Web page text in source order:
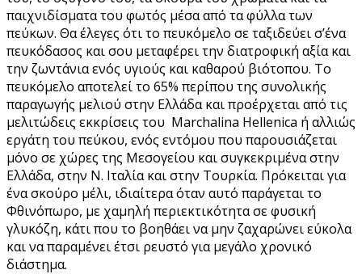
παιχνιδίσματα του φωτός μέσα από τα φύλλα των
πεύκων. Θα έλεγες ότι το πευκόμελο σε ταξιδεύει σ’ένα
πευκόδασος και σου μεταφέρει την διατροφική αξία και
την ζωντάνια ενός υγιούς και καθαρού βιότοπου. Το
πευκόμελο αποτελεί το 65% περίπου της συνολικής
παραγωγής μελιού στην Ελλάδα και προέρχεται από τις
μελιτώδεις εκκρίσεις του Marchalina Hellenica ή αλλιώς
εργάτη του πεύκου, ενός εντόμου που παρουσιάζεται
μόνο σε χώρες της Μεσογείου και συγκεκριμένα στην
Ελλάδα, στην Ν. Ιταλία και στην Τουρκία. Πρόκειται για
ένα σκούρο μέλι, ιδιαίτερα όταν αυτό παράγεται το
Φθινόπωρο, με χαμηλή περιεκτικότητα σε φυσική
γλυκόζη, κάτι που το βοηθάει να μην ζαχαρώνει εύκολα
και να παραμένει έτσι ρευστό για μεγάλο χρονικό
διάστημα.